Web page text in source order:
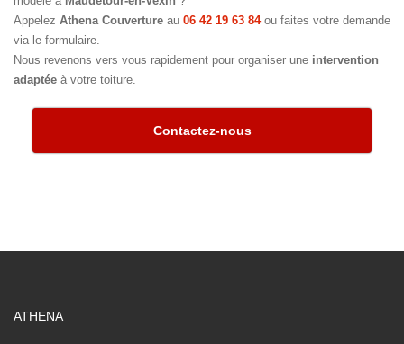
Appelez Athena Couverture au 06 42 19 63 84ou faites votre demande
via le formulaire.
Nous revenons vers vous rapidement pour organiser une intervention
adaptée à votre toiture.
Contactez-nous
ATHENA